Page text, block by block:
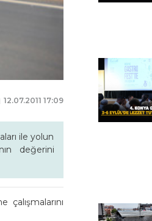
12.07.2011 17:09
ile yolun
değerini